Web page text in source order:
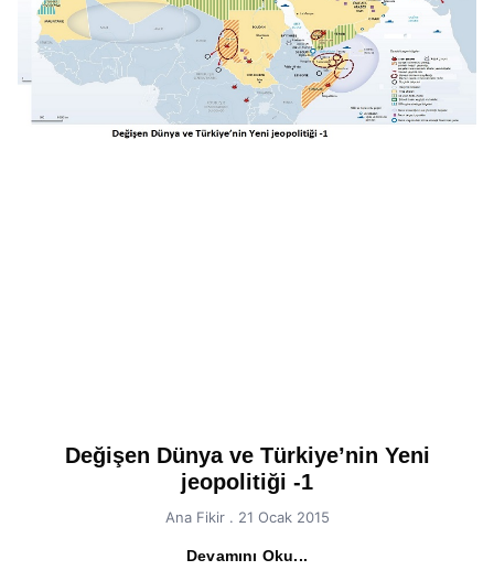
Değişen Dünya ve Türkiye’nin Yeni
jeopolitiği -1
Ana Fikir 21 Ocak 2015
Devamını Oku...